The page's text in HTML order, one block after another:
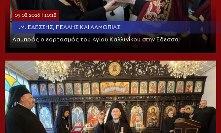
09.08.2026 | 10:18
Ι.Μ. ΕΔΈΣΣΗΣ, ΠΈΛΛΗΣ ΚΑΙ ΑΛΜΩΠΊΑΣ
Λαμπρός ο εορτασμός του Αγίου Καλλινίκου στην Έδεσσα